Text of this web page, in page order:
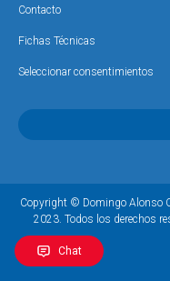
Chat
Contacto
Fichas Técnicas
Seleccionar consentimientos
Copyright © Domingo Alonso
2023. Todos los derechos